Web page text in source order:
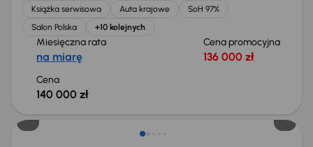
Książka serwisowa Auta krajowe
SoH 97%
Salon Polska
+10 kolejnych
Miesięczna rata
na miarę
Cena promocyjna
136 000 zł
Cena
140 000 zł